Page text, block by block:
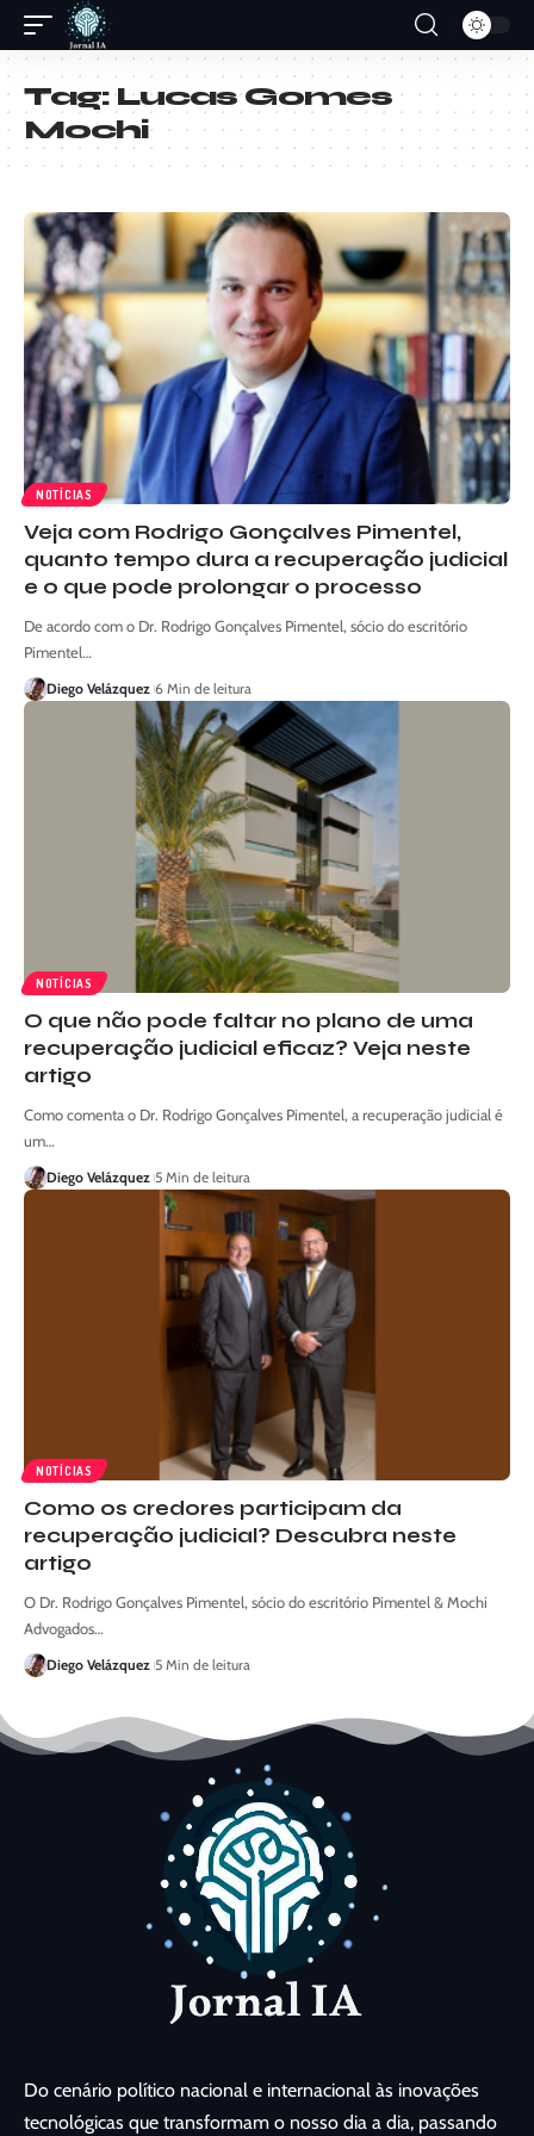
Tag:Lucas Gomes
Mochi
NOTÍCIAS
Veja com Rodrigo Gonçalves Pimentel,
quanto tempo dura a recuperação judicial
e o que pode prolongar o processo
De acordo com o Dr. Rodrigo Gonçalves Pimentel, sócio do escritório
Pimentel…
Diego Velázquez 6 Min de leitura
NOTÍCIAS
O que não pode faltar no plano de uma
recuperação judicial eficaz? Veja neste
artigo
Como comenta o Dr. Rodrigo Gonçalves Pimentel, a recuperação judicial é
um…
Diego Velázquez 5 Min de leitura
NOTÍCIAS
Como os credores participam da
recuperação judicial? Descubra neste
artigo
O Dr. Rodrigo Gonçalves Pimentel, sócio do escritório Pimentel & Mochi
Advogados…
Diego Velázquez 5 Min de leitura
Do cenário político nacional e internacional às inovações
tecnológicas que transformam o nosso dia a dia, passando